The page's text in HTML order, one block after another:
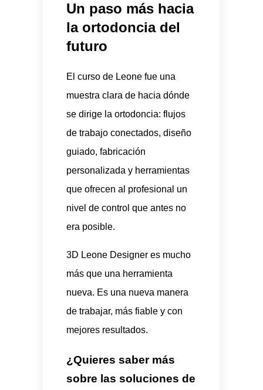
Un paso más hacia
la ortodoncia del
futuro
El curso de Leone fue una
muestra clara de hacia dónde
se dirige la ortodoncia: flujos
de trabajo conectados, diseño
guiado, fabricación
personalizada y herramientas
que ofrecen al profesional un
nivel de control que antes no
era posible.
3D Leone Designer es mucho
más que una herramienta
nueva. Es una nueva manera
de trabajar, más fiable y con
mejores resultados.
¿Quieres saber más
sobre las soluciones de